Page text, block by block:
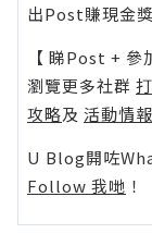
出Post賺現金
【 睇Post + 參
瀏覽更多社群
攻略及 活動情報
U Blog開咗
Follow 我哋 ！